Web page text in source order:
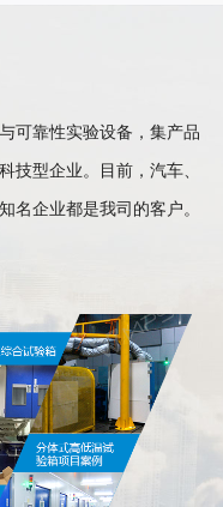
可靠性实验设备，集产品
技型企业。目前，汽车、
名企业都是我司的客户。